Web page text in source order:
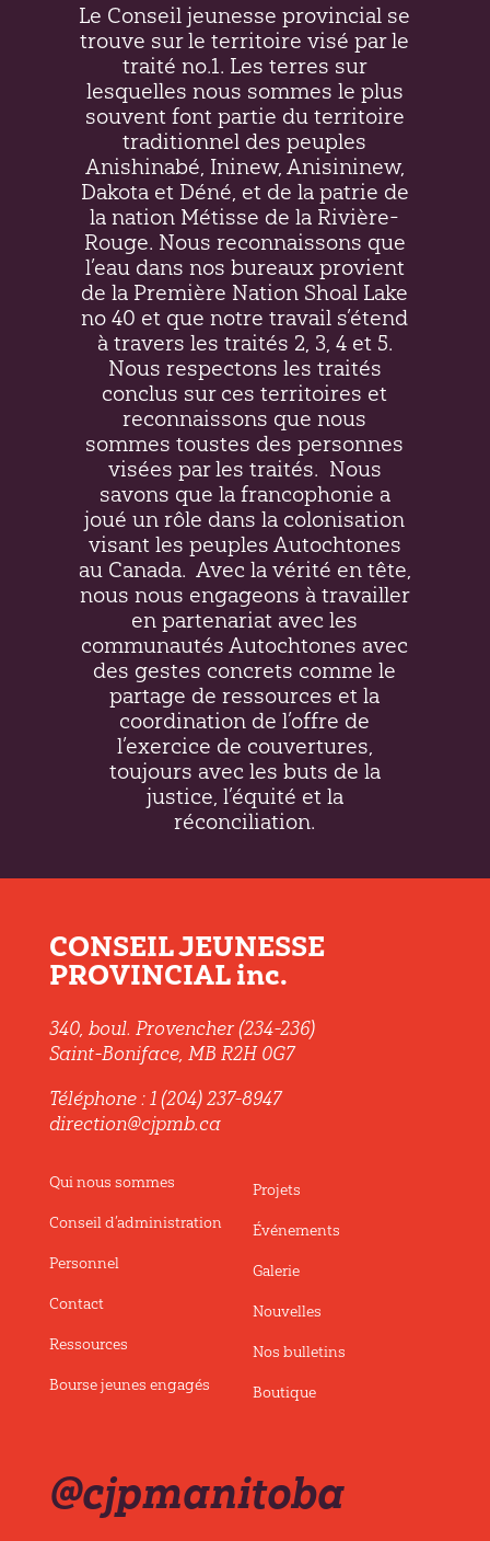
Le Conseil jeunesse provincial se
trouve sur le territoire visé par le
traité no.1. Les terres sur
lesquelles nous sommes le plus
souvent font partie du territoire
traditionnel des peuples
Anishinabé, Ininew, Anisininew,
Dakota et Déné, et de la patrie de
la nation Métisse de la Rivière-
Rouge. Nous reconnaissons que
l’eau dans nos bureaux provient
de la Première Nation Shoal Lake
no 40 et que notre travail s’étend
à travers les traités 2, 3, 4 et 5.
Nous respectons les traités
conclus sur ces territoires et
reconnaissons que nous
sommes toustes des personnes
visées par les traités. Nous
savons que la francophonie a
joué un rôle dans la colonisation
visant les peuples Autochtones
au Canada. Avec la vérité en tête,
nous nous engageons à travailler
en partenariat avec les
communautés Autochtones avec
des gestes concrets comme le
partage de ressources et la
coordination de l’offre de
l’exercice de couvertures,
toujours avec les buts de la
justice, l’équité et la
réconciliation.
CONSEIL JEUNESSE
PROVINCIAL inc.
340, boul. Provencher (234-236)
Saint-Boniface, MB R2H 0G7
Téléphone : 1 (204) 237-8947
direction@cjpmb.ca
Qui nous sommes
Conseil d’administration
Personnel
Contact
Ressources
Bourse jeunes engagés
Projets
Événements
Galerie
Nouvelles
Nos bulletins
Boutique
@cjpmanitoba